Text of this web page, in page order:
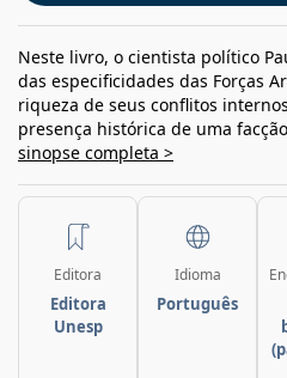
Neste livro, o cientista político
das especificidades das Forças
riqueza de seus conflitos
presença histórica de uma
sinopse completa >
Editora
Editora
Unesp
Idioma
Português